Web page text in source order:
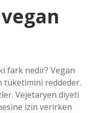
fark nedir? Vegan
tüketimini reddeder.
Vejetaryen diyeti
izin verirken